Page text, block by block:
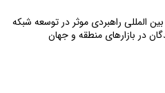
المللی راهبردی موثر در توسعه شبکه
در بازارهای منطقه و جهان